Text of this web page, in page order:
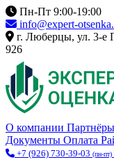
Пн-Пт 9:00-19:00
info@expert-
г. Люберцы, ул. 3-е
926
О компании Партнёры
Документы Оплата
+7 (926) 730-39-03 (пн-пт)